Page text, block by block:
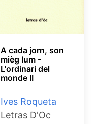
A cada jorn, son
mièg lum -
L'ordinari del
monde II
Ives Roqueta
Letras D'Oc